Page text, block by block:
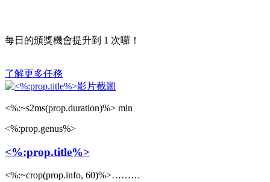
每日的頒獎機會提升到 1 次囉！
了解更多任務
<%:~s2ms(prop.duration)%> min
<%:prop.genus%>
<%:prop.title%>
<%:~crop(prop.info, 60)%>………